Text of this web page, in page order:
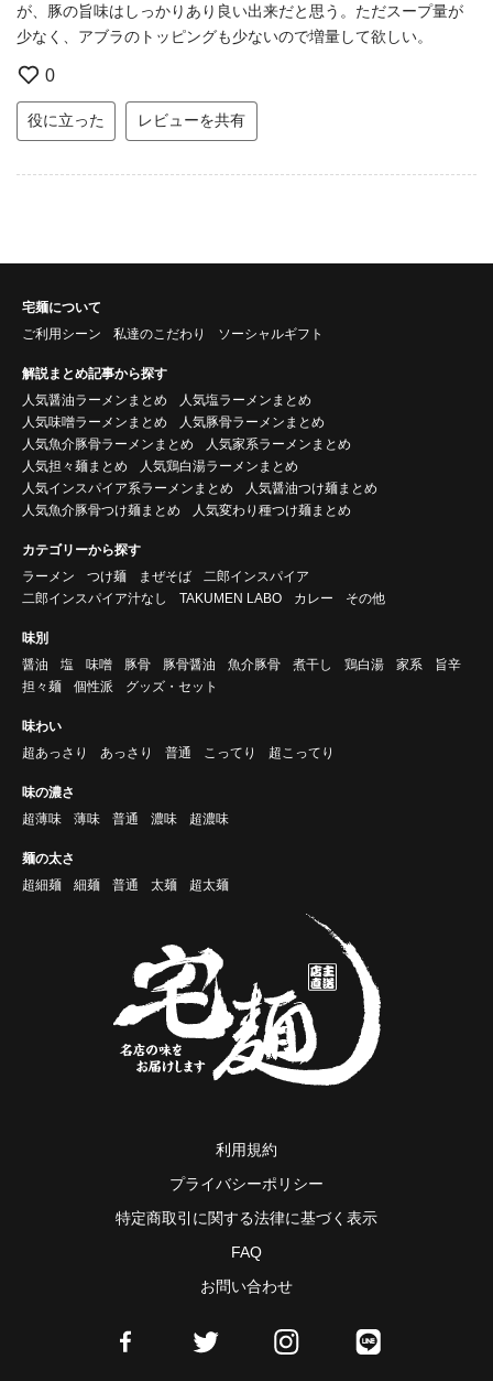
が、豚の旨味はしっかりあり良い出来だと思う。ただスープ量が
少なく、アブラのトッピングも少ないので増量して欲しい。
0
役に立った レビューを共有
宅麺について
ご利用シーン
私達のこだわり ソーシャルギフト
解説まとめ記事から探す
人気醤油ラーメンまとめ
人気塩ラーメンまとめ
人気味噌ラーメンまとめ
人気豚骨ラーメンまとめ
人気魚介豚骨ラーメンまとめ
人気家系ラーメンまとめ
人気担々麺まとめ
人気鶏白湯ラーメンまとめ
人気インスパイア系ラーメンまとめ
人気醤油つけ麺まとめ
人気魚介豚骨つけ麺まとめ
人気変わり種つけ麺まとめ
カテゴリーから探す
ラーメン
つけ麺 まぜそば
二郎インスパイア
二郎インスパイア汁なし
TAKUMEN LABO カレー その他
味別
醤油
塩 味噌 豚骨 豚骨醤油 魚介豚骨 煮干し 鶏白湯 家系
旨辛
担々麺
個性派 グッズ・セット
味わい
超あっさり
あっさり 普通 こってり 超こってり
味の濃さ
超薄味
薄味 普通 濃味 超濃味
麺の太さ
超細麺
細麺 普通 太麺 超太麺
利用規約
プライバシーポリシー
特定商取引に関する法律に基づく表示
FAQ
お問い合わせ